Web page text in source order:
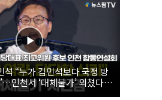
“누가 김민석보다 국정 방
인천서 ‘대체불가’ 외쳤다 |
주당 당대표·최고위원 후